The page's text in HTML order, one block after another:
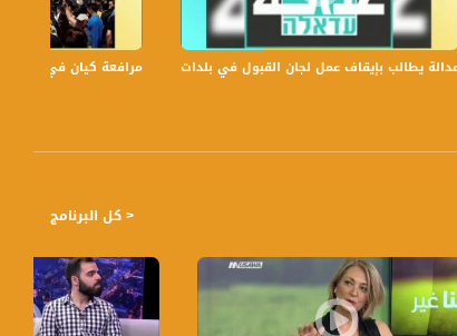
مرافعة كيان في الولايات
يطالب بإيقاف عمل لجان القبول في بلدات الجليل والنقب،الكاملة،صباحنا
< كل البرنامج